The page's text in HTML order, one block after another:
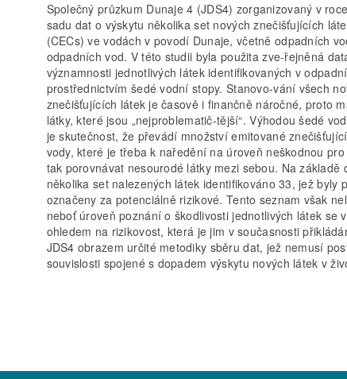
Společný průzkum Dunaje 4 (JDS4) zorganizovaný v
sadu dat o výskytu několika set nových znečišťujících
(CECs) ve vodách v povodí Dunaje, včetně odpadních
odpadních vod. V této studii byla použita zve-řejněná
významnosti jednotlivých látek identifikovaných v
prostřednictvím šedé vodní stopy. Stanovo-vání všech
znečišťujících látek je časově i finančně náročné, proto
látky, které jsou „nejproblematič-tější“. Výhodou šedé
je skutečnost, že převádí množství emitované
vody, které je třeba k naředění na úroveň neškodnou
tak porovnávat nesourodé látky mezi sebou. Na základě
několika set nalezených látek identifikováno 33, jež byly
označeny za potenciálně rizikové. Tento seznam však
neboť úroveň poznání o škodlivosti jednotlivých látek se
ohledem na rizikovost, která je jim v současnosti
JDS4 obrazem určité metodiky sběru dat, jež nemusí
souvislosti spojené s dopadem výskytu nových látek v